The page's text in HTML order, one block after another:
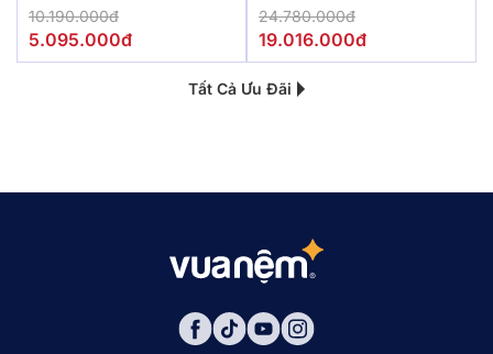
10.190.000đ
5.095.000đ
24.780.000đ
19.016.000đ
Tất Cả Ưu Đãi